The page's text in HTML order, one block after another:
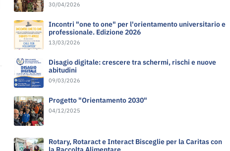
30/04/2026
Incontri "one to one" per l'orientamento universitario e
professionale. Edizione 2026
13/03/2026
Disagio digitale: crescere tra schermi, rischi e nuove
abitudini
09/03/2026
Progetto "Orientamento 2030"
04/12/2025
Rotary, Rotaract e Interact Bisceglie per la Caritas con